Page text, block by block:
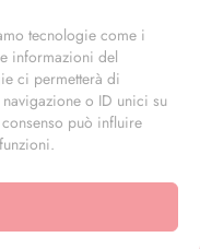
tecnologie come i
informazioni del
ci permetterà di
o ID unici su
può influire